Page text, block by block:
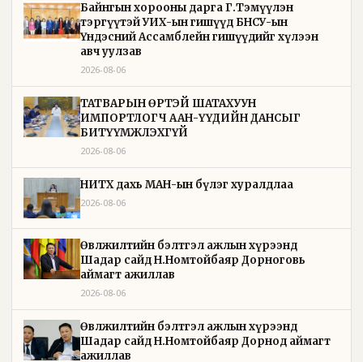
Байнгын хорооны дарга Г.Тэмүүлэн
тэргүүтэй УИХ-ын гишүүд БНСУ-ын
Үндэсний Ассамблейн гишүүдийг хүлээн
авч уулзав
2026-08-06
ТАТВАРЫН ӨРТЭЙ ШАТАХУУН
ИМПОРТЛОГЧ ААН-ҮҮДИЙН ДАНСЫГ
БИТҮҮМЖЛЭХГҮЙ
2026-08-06
НИТХ дахь МАН-ын бүлэг хуралдлаа
2026-08-06
Өвөлжилтийн бэлтгэл ажлын хүрээнд
Шадар сайд Н.Номтойбаяр Дорноговь
аймагт ажиллав
2026-08-06
Өвөлжилтийн бэлтгэл ажлын хүрээнд
Шадар сайд Н.Номтойбаяр Дорнод аймагт
ажиллав